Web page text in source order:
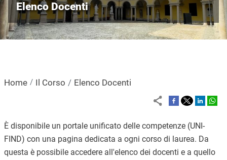
Elenco Docenti
Home Il Corso Elenco Docenti
È disponibile un portale unificato delle competenze (UNI-
FIND) con una pagina dedicata a ogni corso di laurea. Da
questa è possibile accedere all'elenco dei docenti e a quello